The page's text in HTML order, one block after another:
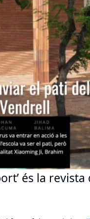
és la